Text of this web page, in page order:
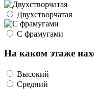
Двухстворчатая
С фрамугами
На каком этаже
Высокий
Средний